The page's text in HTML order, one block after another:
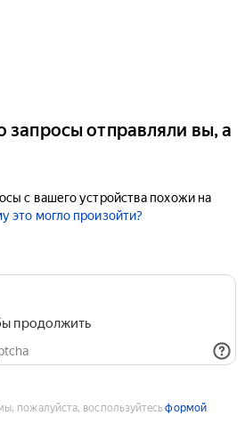
запросы отправляли вы, а
с вашего устройства похожи на
это могло произойти?
продолжить
пожалуйста, воспользуйтесьформой